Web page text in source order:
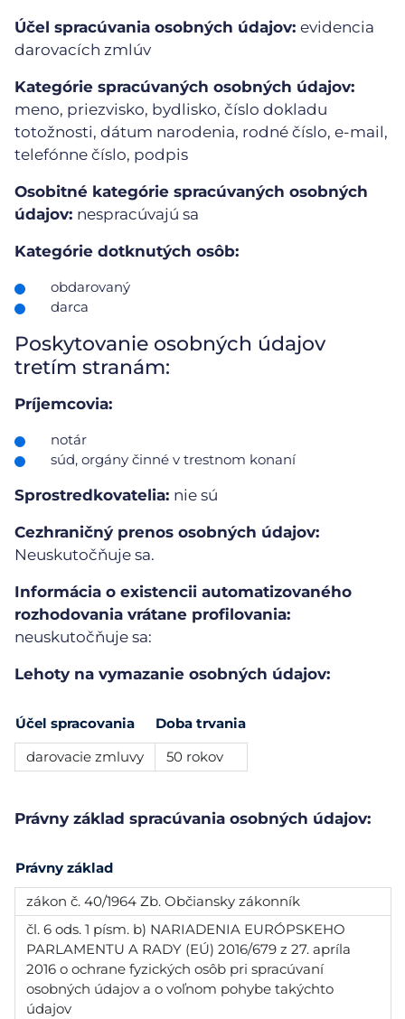
Účel spracúvania osobných údajov: evidencia
darovacích zmlúv
Kategórie spracúvaných osobných údajov:
meno, priezvisko, bydlisko, číslo dokladu
totožnosti, dátum narodenia, rodné číslo, e-mail,
telefónne číslo, podpis
Osobitné kategórie spracúvaných osobných
údajov: nespracúvajú sa
Kategórie dotknutých osôb:
obdarovaný
darca
Poskytovanie osobných údajov
tretím stranám:
Príjemcovia:
notár
súd, orgány činné v trestnom konaní
Sprostredkovatelia: nie sú
Cezhraničný prenos osobných údajov:
Neuskutočňuje sa.
Informácia o existencii automatizovaného
rozhodovania vrátane profilovania:
neuskutočňuje sa:
Lehoty na vymazanie osobných údajov:
Účel spracovania
Doba trvania
darovacie zmluvy
50 rokov
Právny základ spracúvania osobných údajov:
Právny základ
zákon č. 40/1964 Zb. Občiansky zákonník
čl. 6 ods. 1 písm. b) NARIADENIA EURÓPSKEHO
PARLAMENTU A RADY (EÚ) 2016/679 z 27. apríla
2016 o ochrane fyzických osôb pri spracúvaní
osobných údajov a o voľnom pohybe takýchto
údajov